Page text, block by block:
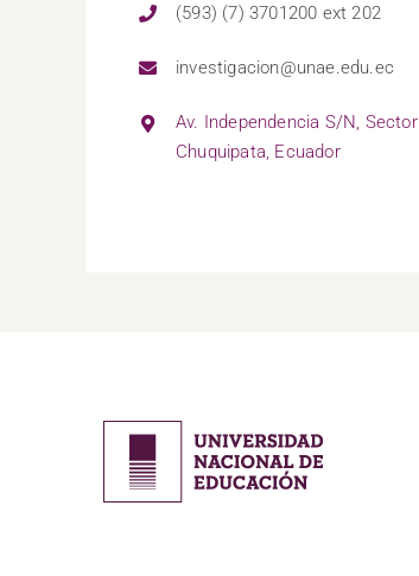
(593) (7) 3701200 ext 202
investigacion@unae.edu.ec
Av. Independencia S/N, Sector
Chuquipata, Ecuador